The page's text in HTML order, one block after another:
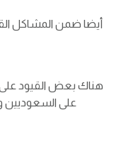
أيضا ضمن المشاكل
هناك بعض القيود على
على السعوديين